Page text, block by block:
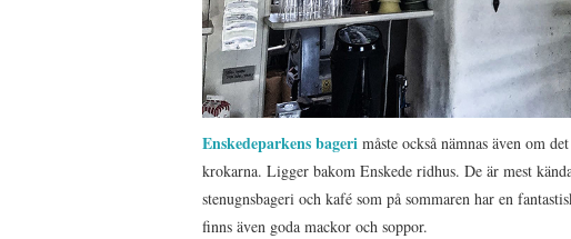
Enskedeparkens bageri måste också nämnas även om
krokarna. Ligger bakom Enskede ridhus. De är mest
stenugnsbageri och kafé som på sommaren har en
finns även goda mackor och soppor.